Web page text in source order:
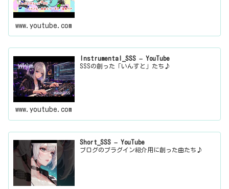
www.youtube.com
Instrumental_SSS – YouTube
SSSの創った「いんすと」たち♪
www.youtube.com
Short_SSS – YouTube
ブログのプラグイン紹介用に創った曲たち♪